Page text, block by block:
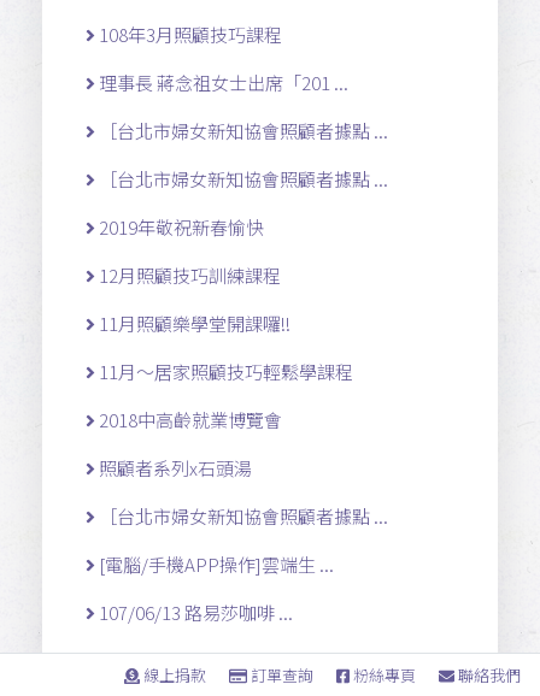
108年3月照顧技巧課程
理事長 蔣念祖女士出席「201 ...
［台北市婦女新知協會照顧者據點 ...
［台北市婦女新知協會照顧者據點 ...
2019年敬祝新春愉快
12月照顧技巧訓練課程
11月照顧樂學堂開課囉!!
11月～居家照顧技巧輕鬆學課程
2018中高齡就業博覽會
照顧者系列x石頭湯
［台北市婦女新知協會照顧者據點 ...
[電腦/手機APP操作]雲端生 ...
107/06/13 路易莎咖啡 ...
舞媚媽咪母親節活動
線上捐款 訂單查詢 粉絲專頁 聯絡我們